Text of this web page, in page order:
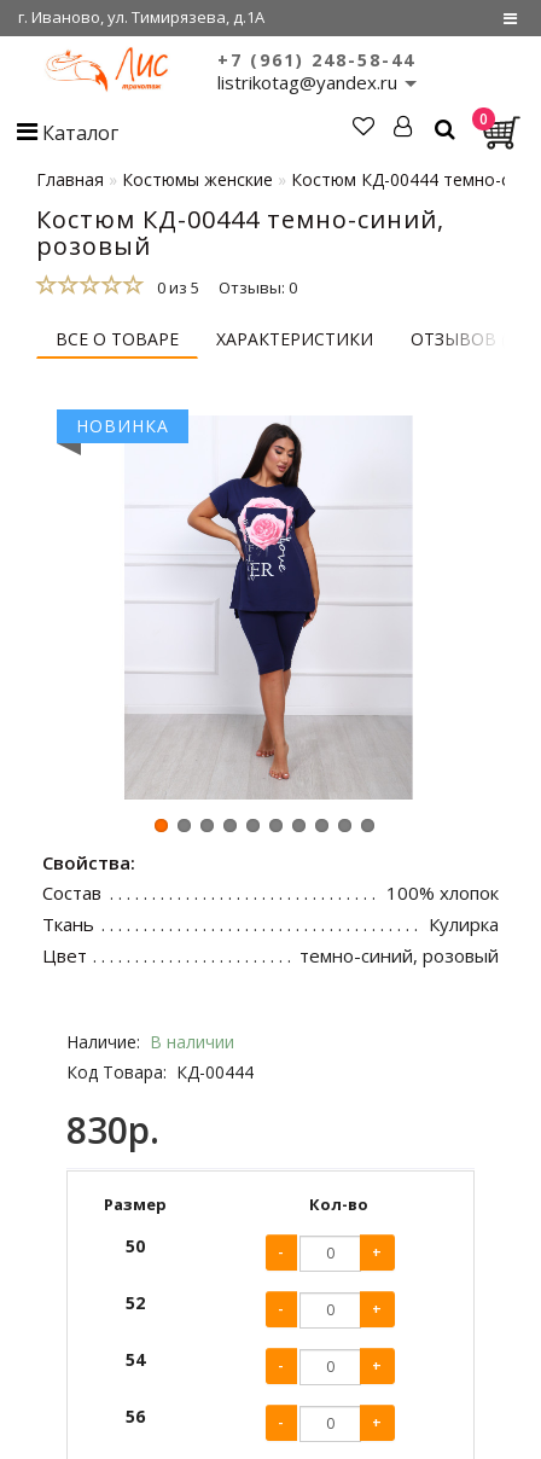
г. Иваново, ул. Тимирязева, д.1А
Регистрация
Войти
О нас
Сертификаты
+7 (961) 248-58-44
listrikotag@yandex.ru
Каталог 0
Главная Костюмы женские Костюм КД-00444 темно-
Костюм КД-00444 темно-синий,
розовый
0 из 5 Отзывы: 0
ВСЕ О ТОВАРЕ ХАРАКТЕРИСТИКИ ОТЗЫВОВ (0)
НОВИНКА
Свойства:
Состав
100% хлопок
Ткань
Кулирка
Цвет
темно-синий, розовый
Наличие: В наличии
Код Товара: КД-00444
830р.
Размер Кол-во
50 - +
52 - +
54 - +
56 - +